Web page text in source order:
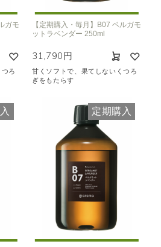
ガモ
ろ
【定期購入・毎月】B07 ベルガモ
ットラベンダー 250ml
31,790円
甘くソフトで、果てしないくつろ
ぎをもたらす
定期購入